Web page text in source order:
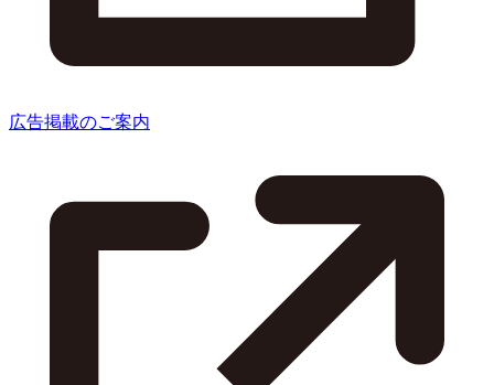
広告掲載のご案内